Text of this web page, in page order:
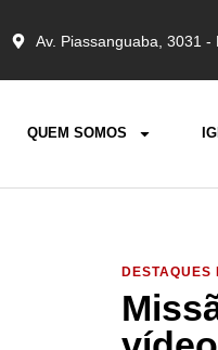
Av. Piassanguaba, 3031 -
QUEM SOMOS
DESTAQUES